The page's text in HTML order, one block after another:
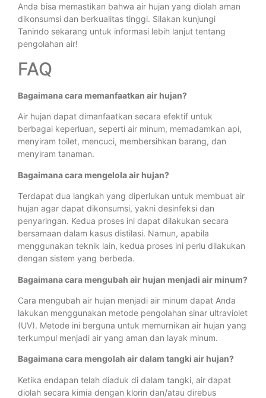
Anda bisa memastikan bahwa air hujan yang diolah aman
dikonsumsi dan berkualitas tinggi. Silakan kunjungi
Tanindo sekarang untuk informasi lebih lanjut tentang
pengolahan air!
FAQ
Bagaimana cara memanfaatkan air hujan?
Air hujan dapat dimanfaatkan secara efektif untuk
berbagai keperluan, seperti air minum, memadamkan api,
menyiram toilet, mencuci, membersihkan barang, dan
menyiram tanaman.
Bagaimana cara mengelola air hujan?
Terdapat dua langkah yang diperlukan untuk membuat air
hujan agar dapat dikonsumsi, yakni desinfeksi dan
penyaringan. Kedua proses ini dapat dilakukan secara
bersamaan dalam kasus distilasi. Namun, apabila
menggunakan teknik lain, kedua proses ini perlu dilakukan
dengan sistem yang berbeda.
Bagaimana cara mengubah air hujan menjadi air minum?
Cara mengubah air hujan menjadi air minum dapat Anda
lakukan menggunakan metode pengolahan sinar ultraviolet
(UV). Metode ini berguna untuk memurnikan air hujan yang
terkumpul menjadi air yang aman dan layak minum.
Bagaimana cara mengolah air dalam tangki air hujan?
Ketika endapan telah diaduk di dalam tangki, air dapat
diolah secara kimia dengan klorin dan/atau direbus